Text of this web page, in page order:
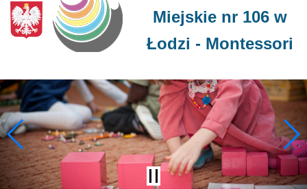
Miejskie nr 106 w
Łodzi - Montessori